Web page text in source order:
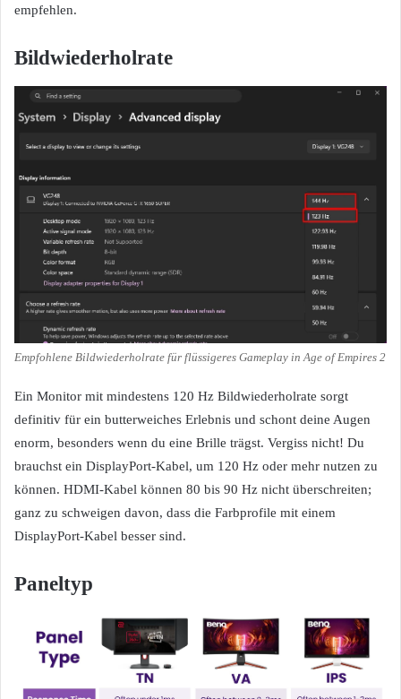
empfehlen.
Bildwiederholrate
Empfohlene Bildwiederholrate für flüssigeres Gameplay in Age of Empires 2
Ein Monitor mit mindestens 120 Hz Bildwiederholrate sorgt
definitiv für ein butterweiches Erlebnis und schont deine Augen
enorm, besonders wenn du eine Brille trägst. Vergiss nicht! Du
brauchst ein DisplayPort-Kabel, um 120 Hz oder mehr nutzen zu
können. HDMI-Kabel können 80 bis 90 Hz nicht überschreiten;
ganz zu schweigen davon, dass die Farbprofile mit einem
DisplayPort-Kabel besser sind.
Paneltyp